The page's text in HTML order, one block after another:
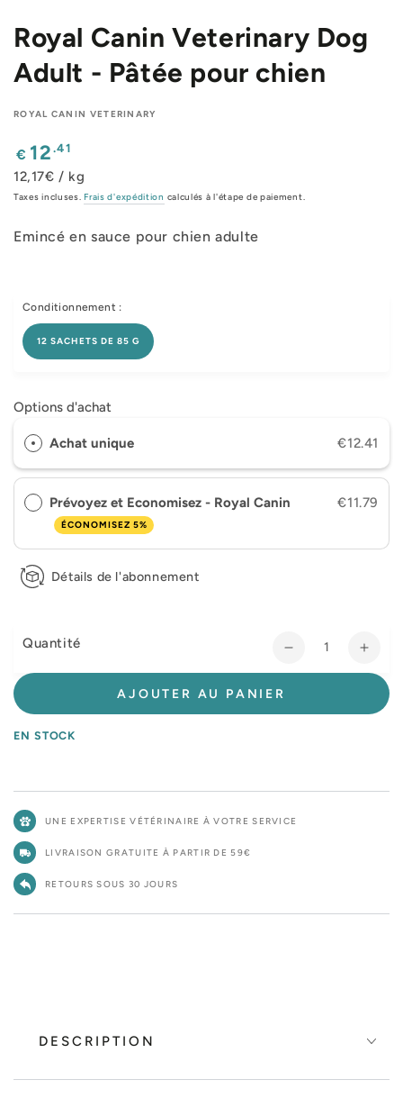
Royal Canin Veterinary Dog
Adult - Pâtée pour chien
ROYAL CANIN VETERINARY
Prix
€ 12.41
12,17€ / kg
Taxes incluses. Frais d'expédition calculés à l'étape de paiement.
Emincé en sauce pour chien adulte
Conditionnement :
12 SACHETS DE 85 G
Options d'achat
Achat unique €12.41
Prévoyez et Economisez - Royal Canin
ÉCONOMISEZ 5%
€11.79
Détails de l'abonnement
Quantité
Réduire
la
de
Dog
-
la
de
Dog
AJOUTER AU PANIER
EN STOCK
UNE EXPERTISE VÉTÉRINAIRE À VOTRE SERVICE
LIVRAISON GRATUITE À PARTIR DE 59€
RETOURS SOUS 30 JOURS
DESCRIPTION